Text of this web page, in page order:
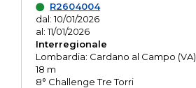
R2604004
dal: 10/01/2026
al: 11/01/2026
Interregionale
Lombardia: Cardano al Campo (VA)
18 m
8° Challenge Tre Torri